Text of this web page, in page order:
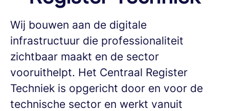
Wij bouwen aan de digitale
infrastructuur die professionaliteit
zichtbaar maakt en de sector
vooruithelpt. Het Centraal Register
Techniek is opgericht door en voor de
technische sector en werkt vanuit